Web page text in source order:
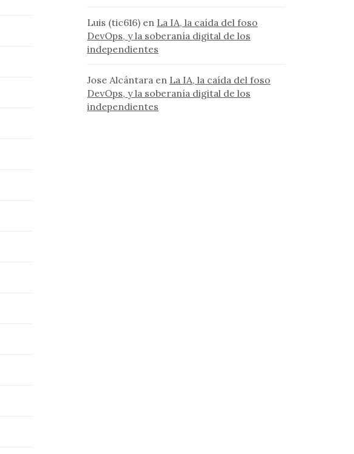
Luis (tic616) en La IA, la caída del foso
DevOps, y la soberanía digital de los
independientes
Jose Alcántara en La IA, la caída del foso
DevOps, y la soberanía digital de los
independientes